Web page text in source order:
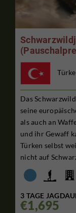
Das
seine
als auch an
und ihr Gewaff
Türken selbst
nicht auf
3 TAGE
€1,695